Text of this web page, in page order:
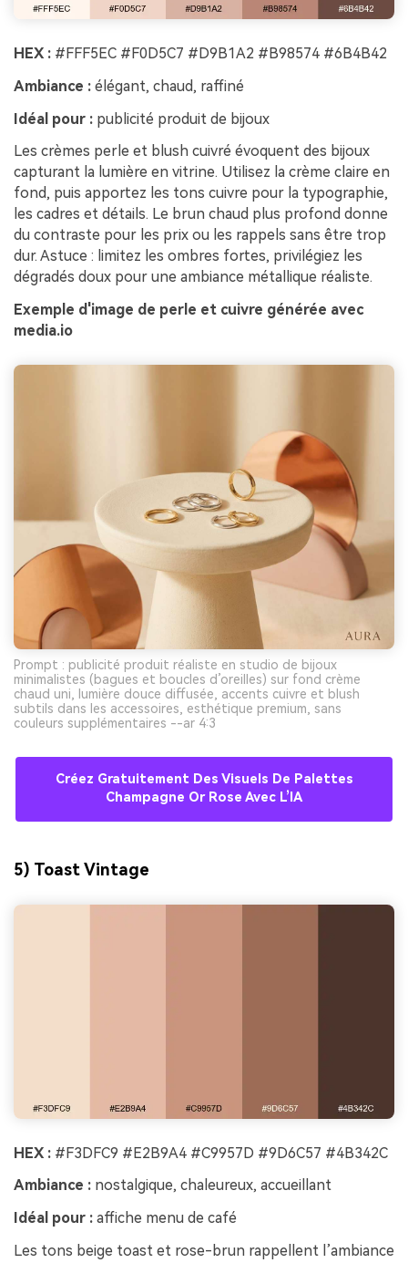
HEX : #FFF5EC #F0D5C7 #D9B1A2 #B98574 #6B4B42
Ambiance : élégant, chaud, raffiné
Idéal pour : publicité produit de bijoux
Les crèmes perle et blush cuivré évoquent des bijoux
capturant la lumière en vitrine. Utilisez la crème claire en
fond, puis apportez les tons cuivre pour la typographie,
les cadres et détails. Le brun chaud plus profond donne
du contraste pour les prix ou les rappels sans être trop
dur. Astuce : limitez les ombres fortes, privilégiez les
dégradés doux pour une ambiance métallique réaliste.
Exemple d'image de perle et cuivre générée avec
media.io
Prompt : publicité produit réaliste en studio de bijoux
minimalistes (bagues et boucles d’oreilles) sur fond crème
chaud uni, lumière douce diffusée, accents cuivre et blush
subtils dans les accessoires, esthétique premium, sans
couleurs supplémentaires --ar 4:3
Créez Gratuitement Des Visuels De Palettes
Champagne Or Rose Avec L’IA
5) Toast Vintage
HEX : #F3DFC9 #E2B9A4 #C9957D #9D6C57 #4B342C
Ambiance : nostalgique, chaleureux, accueillant
Idéal pour : affiche menu de café
Les tons beige toast et rose-brun rappellent l’ambiance